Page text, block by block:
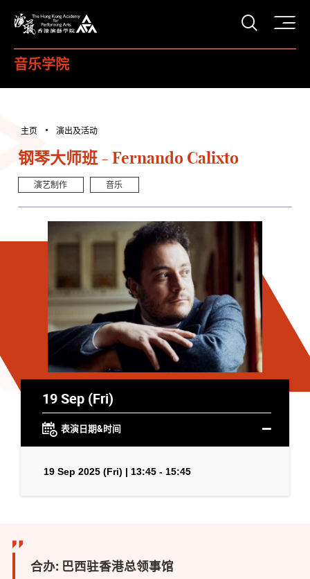
打开
音乐学院
主页 演出及活动
钢琴大师班 - Fernando Calixto
演艺制作 音乐
19 Sep (Fri)
表演日期&时间
19 Sep 2025 (Fri) | 13:45 - 15:45
合办: 巴西驻香港总领事馆